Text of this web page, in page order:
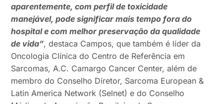
aparentemente, com perfil de toxicidade
manejável, pode significar mais tempo fora do
hospital e com melhor preservação da qualidade
de vida”, destaca Campos, que também é líder da
Oncologia Clínica do Centro de Referência em
Sarcomas, A.C. Camargo Cancer Center, além de
membro do Conselho Diretor, Sarcoma European &
Latin America Network (Selnet) e do Conselho